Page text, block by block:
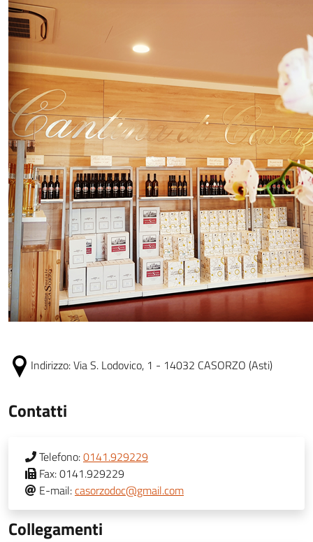
Indirizzo:Via S. Lodovico, 1 - 14032 CASORZO (Asti)
Contatti
Telefono:0141.929229
Fax:0141.929229
E-mail:casorzodoc@gmail.com
Collegamenti